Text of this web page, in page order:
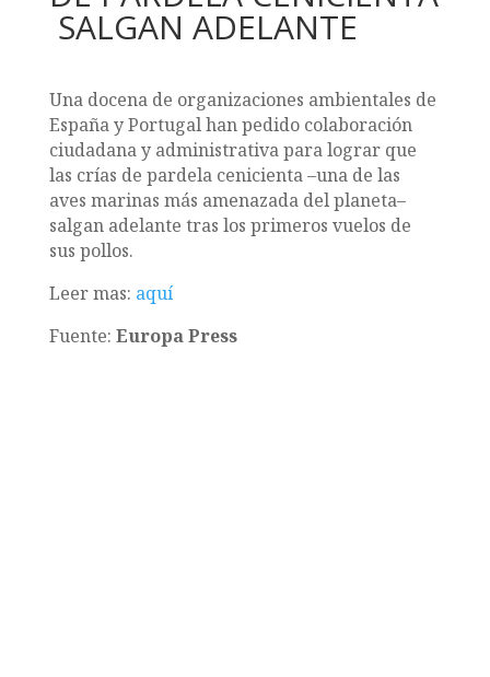
SALGAN ADELANTE
Una docena de organizaciones ambientales de
España y Portugal han pedido colaboración
ciudadana y administrativa para lograr que
las crías de pardela cenicienta –una de las
aves marinas más amenazada del planeta–
salgan adelante tras los primeros vuelos de
sus pollos.
Leer mas: aquí
Fuente: Europa Press